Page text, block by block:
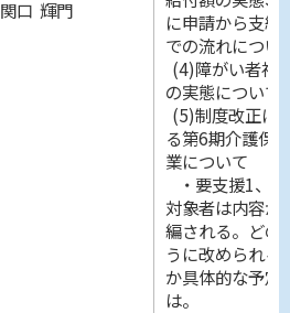
関口 輝門
に申請から支給
での流れについ
(4)障がい者福
の実態について
(5)制度改正に
る第6期介護保
業について
・要支援1、2
対象者は内容が
編される。どの
うに改められる
か具体的な予定
は。